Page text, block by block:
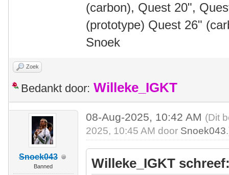
(carbon), Quest 20",
(prototype) Quest 26"
Snoek
Zoek
Bedankt door: Willeke_IGKT
Snoek043
Banned
08-Aug-2025, 10:42 AM (Dit
2025, 10:45 AM door Snoek043
Willeke_IGKT